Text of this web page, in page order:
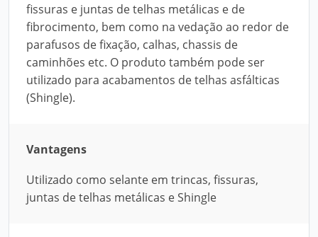
fissuras e juntas de telhas metálicas e de
fibrocimento, bem como na vedação ao redor de
parafusos de fixação, calhas, chassis de
caminhões etc. O produto também pode ser
utilizado para acabamentos de telhas asfálticas
(Shingle).
Vantagens
Utilizado como selante em trincas, fissuras,
juntas de telhas metálicas e Shingle